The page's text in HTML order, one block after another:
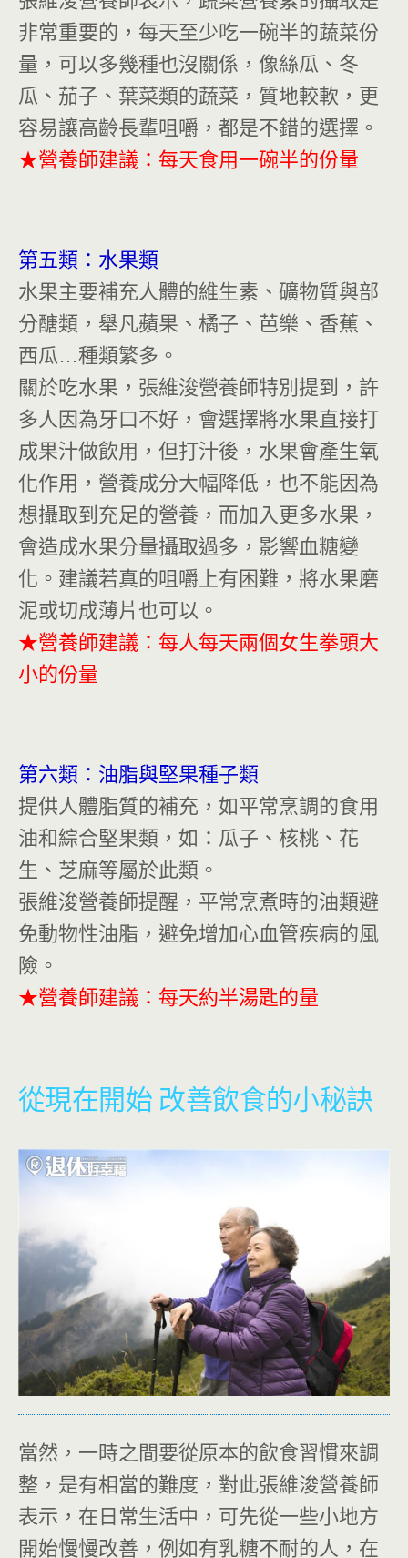
非常重要的，每天至少吃一碗半的蔬菜份
量，可以多幾種也沒關係，像絲瓜、冬
瓜、茄子、葉菜類的蔬菜，質地較軟，更
容易讓高齡長輩咀嚼，都是不錯的選擇。
★營養師建議：每天食用一碗半的份量
第五類：水果類
水果主要補充人體的維生素、礦物質與部
分醣類，舉凡蘋果、橘子、芭樂、香蕉、
西瓜…種類繁多。
關於吃水果，張維浚營養師特別提到，許
多人因為牙口不好，會選擇將水果直接打
成果汁做飲用，但打汁後，水果會產生氧
化作用，營養成分大幅降低，也不能因為
想攝取到充足的營養，而加入更多水果，
會造成水果分量攝取過多，影響血糖變
化。建議若真的咀嚼上有困難，將水果磨
泥或切成薄片也可以。
★營養師建議：每人每天兩個女生拳頭大
小的份量
第六類：油脂與堅果種子類
提供人體脂質的補充，如平常烹調的食用
油和綜合堅果類，如：瓜子、核桃、花
生、芝麻等屬於此類。
張維浚營養師提醒，平常烹煮時的油類避
免動物性油脂，避免增加心血管疾病的風
險。
★營養師建議：每天約半湯匙的量
從現在開始 改善飲食的小秘訣
當然，一時之間要從原本的飲食習慣來調
整，是有相當的難度，對此張維浚營養師
表示，在日常生活中，可先從一些小地方
開始慢慢改善，例如有乳糖不耐的人，在